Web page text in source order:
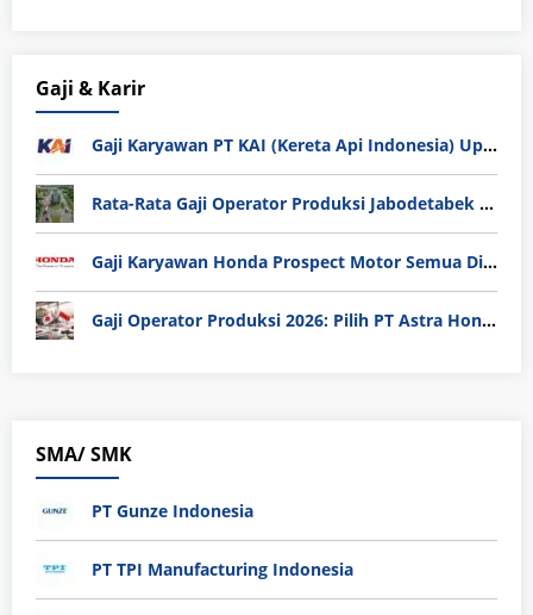
Gaji & Karir
Gaji Karyawan PT KAI (Kereta Api Indonesia) Update 2025
Rata-Rata Gaji Operator Produksi Jabodetabek 2025: Bedah Tuntas UMK, Lemburan, dan Realita Hidup Buruh
Gaji Karyawan Honda Prospect Motor Semua Divisi
Gaji Operator Produksi 2026: Pilih PT Astra Honda Motor (AHM) atau Manufaktur di Jepang?
SMA/ SMK
PT Gunze Indonesia
PT TPI Manufacturing Indonesia